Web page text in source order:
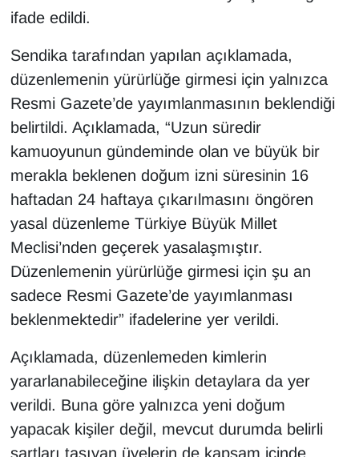
ifade edildi.
Sendika tarafından yapılan açıklamada,
düzenlemenin yürürlüğe girmesi için yalnızca
Resmi Gazete’de yayımlanmasının beklendiği
belirtildi. Açıklamada, “Uzun süredir
kamuoyunun gündeminde olan ve büyük bir
merakla beklenen doğum izni süresinin 16
haftadan 24 haftaya çıkarılmasını öngören
yasal düzenleme Türkiye Büyük Millet
Meclisi’nden geçerek yasalaşmıştır.
Düzenlemenin yürürlüğe girmesi için şu an
sadece Resmi Gazete’de yayımlanması
beklenmektedir” ifadelerine yer verildi.
Açıklamada, düzenlemeden kimlerin
yararlanabileceğine ilişkin detaylara da yer
verildi. Buna göre yalnızca yeni doğum
yapacak kişiler değil, mevcut durumda belirli
şartları taşıyan üyelerin de kapsam içinde